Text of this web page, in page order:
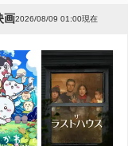
画2026/08/09 01:00現在